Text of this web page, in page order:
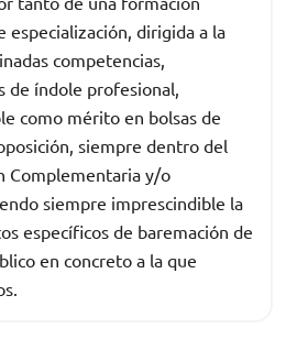
dirigida a la
competencias,
de índole profesional,
como mérito en bolsas de
siempre dentro del
Complementaria y/o
siempre imprescindible la
específicos de baremación de
en concreto a la que